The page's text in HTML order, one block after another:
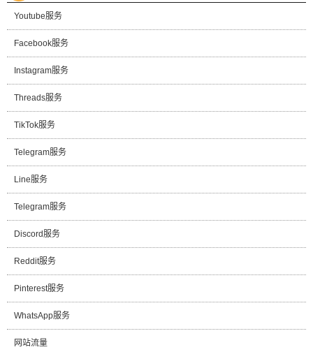
Youtube服务
Facebook服务
Instagram服务
Threads服务
TikTok服务
Telegram服务
Line服务
Telegram服务
Discord服务
Reddit服务
Pinterest服务
WhatsApp服务
网站流量